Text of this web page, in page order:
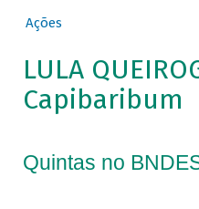
Ações
LULA
Capibaribum
Quintas no